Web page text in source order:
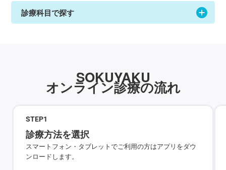
診療科目で探す
SOKUYAKU
オンライン診療の流れ
STEP1
診療方法を選択
スマートフォン・タブレットでご利用の方はアプリをダウ
ンロードします。